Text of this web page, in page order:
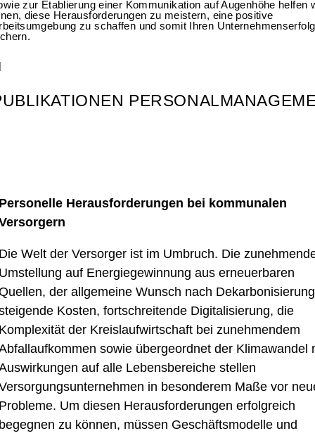
zur Etablierung einer Kommunikation auf Augenhöhe helfen
diese Herausforderungen zu meistern, eine positive
zu schaffen und somit Ihren
Herausforderungen bei kommunalen
Welt der Versorger ist im Umbruch. Die
auf Energiegewinnung aus erneuerbaren
der allgemeine Wunsch nach
Kosten, fortschreitende Digitalisierung, die
der Kreislaufwirtschaft bei zunehmendem
sowie übergeordnet der Klimawandel
auf alle Lebensbereiche stellen
in besonderem Maße vor
Um diesen Herausforderungen erfolgreich
zu können, müssen Geschäftsmodelle und